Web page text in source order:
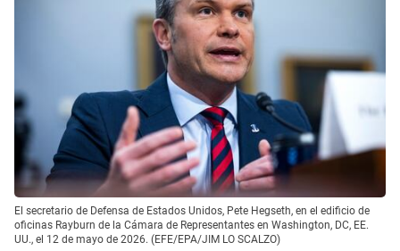
El secretario de Defensa de Estados Unidos, Pete Hegseth, en el edificio de
oficinas Rayburn de la Cámara de Representantes en Washington, DC, EE.
UU., el 12 de mayo de 2026. (EFE/EPA/JIM LO SCALZO)